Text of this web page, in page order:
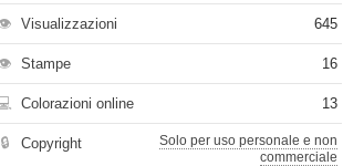
Visualizzazioni 645
Stampe 16
Colorazioni online 13
🔒 Copyright
Solo per uso personale e non
commerciale